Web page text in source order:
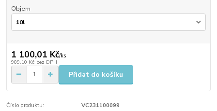
Objem
1 100,01 Kč/ks
909,10 Kč bez DPH
Přidat do košíku
Číslo produktu: VC231100099